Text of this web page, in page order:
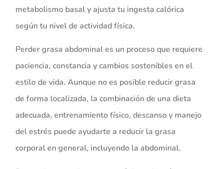
metabolismo basal y ajusta tu ingesta calórica
según tu nivel de actividad física.
Perder grasa abdominal es un proceso que requiere
paciencia, constancia y cambios sostenibles en el
estilo de vida. Aunque no es posible reducir grasa
de forma localizada, la combinación de una dieta
adecuada, entrenamiento físico, descanso y manejo
del estrés puede ayudarte a reducir la grasa
corporal en general, incluyendo la abdominal.